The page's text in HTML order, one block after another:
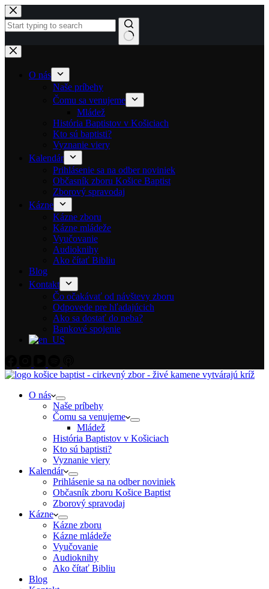
Skip to content
No results
O nás
Naše príbehy
Čomu sa venujeme
Mládež
História Baptistov v Košiciach
Kto sú baptisti?
Vyznanie viery
Kalendár
Prihlásenie sa na odber noviniek
Občasník zboru Košice Baptist
Zborový spravodaj
Kázne
Kázne zboru
Kázne mládeže
Vyučovanie
Audioknihy
Ako čítať Bibliu
Blog
Kontakt
Čo očakávať od návštevy zboru
Odpovede pre hľadajúcich
Ako sa dostať do neba?
Bankové spojenie
O nás
Naše príbehy
Čomu sa venujeme
Mládež
História Baptistov v Košiciach
Kto sú baptisti?
Vyznanie viery
Kalendár
Prihlásenie sa na odber noviniek
Občasník zboru Košice Baptist
Zborový spravodaj
Kázne
Kázne zboru
Kázne mládeže
Vyučovanie
Audioknihy
Ako čítať Bibliu
Blog